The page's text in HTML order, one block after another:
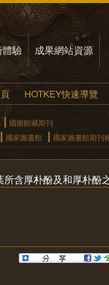
驗 成果網站資源
HOTKEY快速導覽
國圖館藏期刊
國家圖書館 國家圖書館期刊
含厚朴酚及和厚朴酚